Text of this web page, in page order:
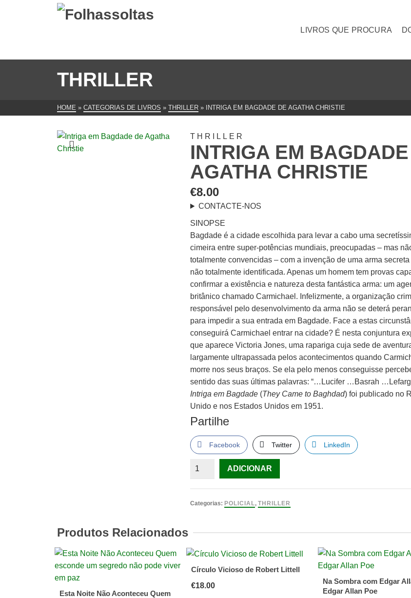
LIVROS QUE PROCURA
THRILLER
HOME » CATEGORIAS DE LIVROS » THRILLER » INTRIGA EM BAGDADE DE AGATHA CHRISTIE
THRILLER
INTRIGA EM
AGATHA CHRISTIE
€8.00
CONTACTE-NOS
SINOPSE
Bagdade é a cidade escolhida para levar a cabo uma
cimeira entre super-potências mundiais, preocupadas – mas
totalmente convencidas – com a invenção de uma arma
não totalmente identificada. Apenas um homem tem provas
confirmar a existência e natureza desta fantástica arma: um
britânico chamado Carmichael. Infelizmente, a organização
responsável pelo desenvolvimento da arma não se deterá
para impedir a sua entrada em Bagdade. Face a estas
conseguirá Carmichael entrar na cidade? É nesta conjuntura
que aparece Victoria Jones, uma rapariga cuja sede de
largamente ultrapassada pelos acontecimentos quando
morre nos seus braços. Se ela pelo menos conseguisse
sentido das suas últimas palavras: “…Lucifer …Basrah
Intriga em Bagdade (They Came to Baghdad) foi publicado no
Unido e nos Estados Unidos em 1951.
Partilhe
Facebook Twitter LinkedIn
Quantidade
em
Christie
ADICIONAR
Categorias: POLICIAL,THRILLER
Produtos Relacionados
Esta Noite Não Aconteceu Quem
Círculo Vicioso de Robert Littell
€18.00
Na Sombra com Edgar
Edgar Allan Poe